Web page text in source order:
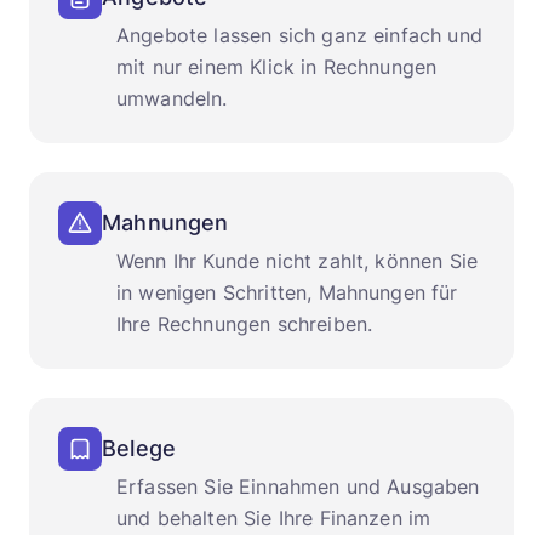
Angebote lassen sich ganz einfach und
mit nur einem Klick in Rechnungen
umwandeln.
Mahnungen
Wenn Ihr Kunde nicht zahlt, können Sie
in wenigen Schritten, Mahnungen für
Ihre Rechnungen schreiben.
Belege
Erfassen Sie Einnahmen und Ausgaben
und behalten Sie Ihre Finanzen im